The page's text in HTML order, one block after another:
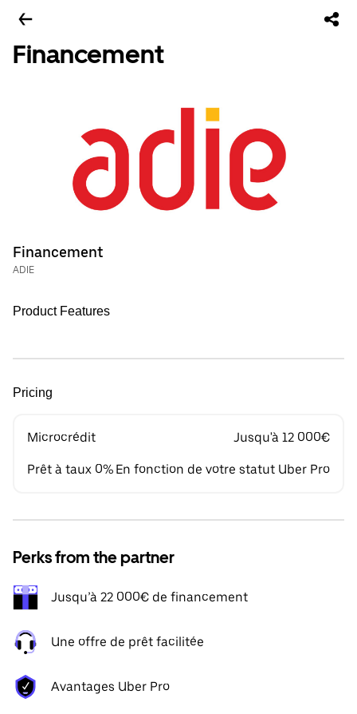
Financement
Financement
ADIE
Product Features
Pricing
Microcrédit Jusqu'à 12 000€
Prêt à taux 0% En fonction de votre statut Uber Pro
Perks from the partner
Jusqu’à 22 000€ de financement
Une offre de prêt facilitée
Avantages Uber Pro